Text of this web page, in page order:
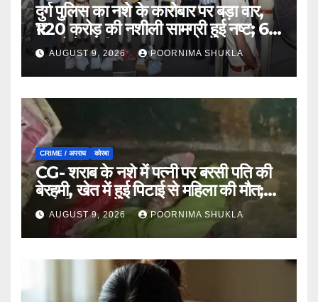
दुर्ग पुलिस का नशे के कारोबार पर बड़ा वार,
₹1.20 करोड़ की नशीली सामग्री हुई नष्ट; 66
मामलों में जब्ती…
AUGUST 9, 2026 POORNIMA SHUKLA
CRIME / अपराध कोरबा
CG- शराब के नशे में पत्नी पर बरसी पति की
बेरहमी, खेत में हुई पिटाई से महिला की मौत;
आरोपी फरार…
AUGUST 9, 2026 POORNIMA SHUKLA